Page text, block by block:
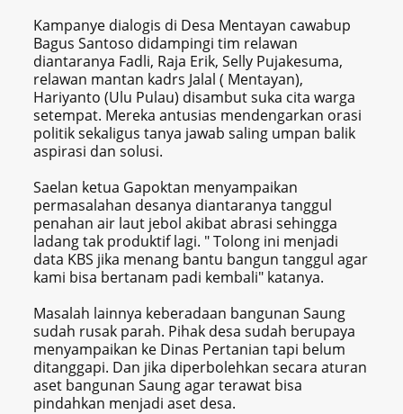
Kampanye dialogis di Desa Mentayan cawabup
Bagus Santoso didampingi tim relawan
diantaranya Fadli, Raja Erik, Selly Pujakesuma,
relawan mantan kadrs Jalal ( Mentayan),
Hariyanto (Ulu Pulau) disambut suka cita warga
setempat. Mereka antusias mendengarkan orasi
politik sekaligus tanya jawab saling umpan balik
aspirasi dan solusi.
Saelan ketua Gapoktan menyampaikan
permasalahan desanya diantaranya tanggul
penahan air laut jebol akibat abrasi sehingga
ladang tak produktif lagi. " Tolong ini menjadi
data KBS jika menang bantu bangun tanggul agar
kami bisa bertanam padi kembali" katanya.
Masalah lainnya keberadaan bangunan Saung
sudah rusak parah. Pihak desa sudah berupaya
menyampaikan ke Dinas Pertanian tapi belum
ditanggapi. Dan jika diperbolehkan secara aturan
aset bangunan Saung agar terawat bisa
pindahkan menjadi aset desa.